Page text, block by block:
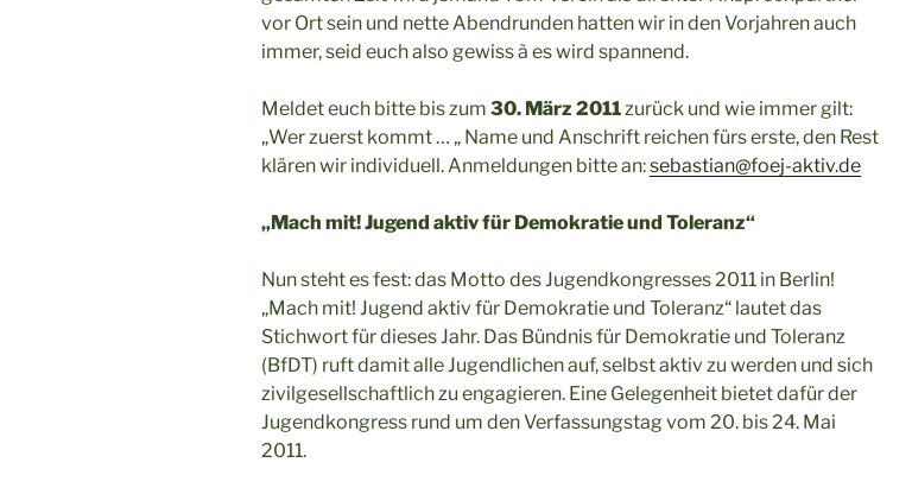
vor Ort sein und nette Abendrunden hatten wir in den Vorjahren auch
immer, seid euch also gewiss à es wird spannend.
Meldet euch bitte bis zum 30. März 2011zurück und wie immer gilt:
„Wer zuerst kommt … „ Name und Anschrift reichen fürs erste, den Rest
klären wir individuell. Anmeldungen bitte an:sebastian@foej-aktiv.de
„Mach mit! Jugend aktiv für Demokratie und Toleranz“
Nun steht es fest: das Motto des Jugendkongresses 2011 in Berlin!
„Mach mit! Jugend aktiv für Demokratie und Toleranz“ lautet das
Stichwort für dieses Jahr. Das Bündnis für Demokratie und Toleranz
(BfDT) ruft damit alle Jugendlichen auf, selbst aktiv zu werden und sich
zivilgesellschaftlich zu engagieren. Eine Gelegenheit bietet dafür der
Jugendkongress rund um den Verfassungstag vom 20. bis 24. Mai
2011.